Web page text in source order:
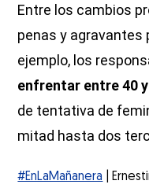
Entre los cambios
penas y agravantes
ejemplo, los
enfrentar entre 40
de tentativa de
mitad hasta dos
#EnLaMañanera |